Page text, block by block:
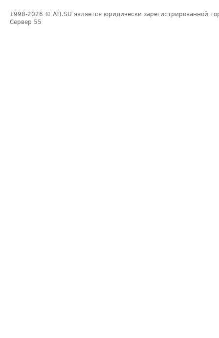
1998-2026 © ATI.SU является юридически зарегистрированной
Сервер 55